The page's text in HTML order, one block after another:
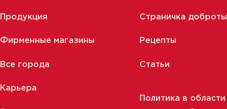
Продукция
Фирменные магазины
Все города
Страничка доброты
Рецепты
Статьи
Карьера
Политика в области